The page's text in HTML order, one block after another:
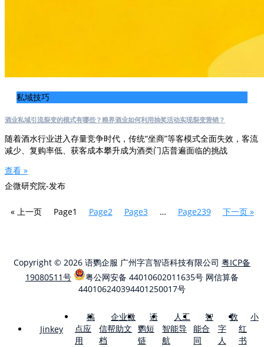
私域技巧
酒业私域引流裂变的模式有哪些？粮界酒业如何利用抽奖活动实现裂变营销？
随着酒水行业进入存量竞争时代，传统“坐商”等客模式全面失效，客流
减少、复购率低、获客成本攀升成为酒类门店普遍面临的挑战
查看 »
企微研究院-发布
« 上一页 Page1 Page2 Page3 … Page239 下一页 »
Copyright © 2026 语鹦企服 广州字言智语科技有限公司 粤ICP备
19080511号
粤公网安备 44010602011635号 网信算备
440106240394401250017号
Jinkey
稿
点应
用
企业微
信帮助文
档
语
鹦短
链
人工
智能导
航
智
能合
同
数
字
人
小
红
书